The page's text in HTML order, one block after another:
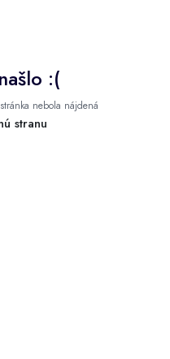
:(
nebola nájdená
stranu